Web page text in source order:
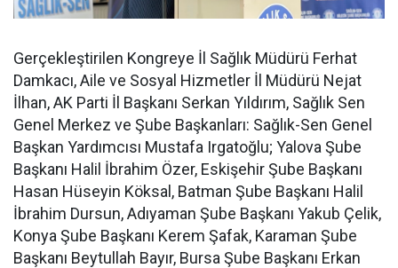
Gerçekleştirilen Kongreye İl Sağlık Müdürü Ferhat
Damkacı, Aile ve Sosyal Hizmetler İl Müdürü Nejat
İlhan, AK Parti İl Başkanı Serkan Yıldırım, Sağlık Sen
Genel Merkez ve Şube Başkanları: Sağlık-Sen Genel
Başkan Yardımcısı Mustafa Irgatoğlu; Yalova Şube
Başkanı Halil İbrahim Özer, Eskişehir Şube Başkanı
Hasan Hüseyin Köksal, Batman Şube Başkanı Halil
İbrahim Dursun, Adıyaman Şube Başkanı Yakub Çelik,
Konya Şube Başkanı Kerem Şafak, Karaman Şube
Başkanı Beytullah Bayır, Bursa Şube Başkanı Erkan